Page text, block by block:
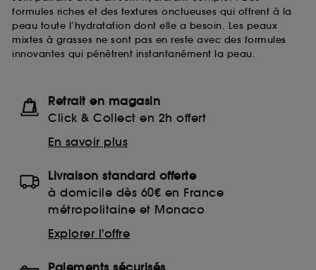
formules riches et des textures onctueuses qui offrent à la
peau toute l’hydratation dont elle a besoin. Les peaux
mixtes à grasses ne sont pas en reste avec des formules
innovantes qui pénètrent instantanément la peau.
Retrait en magasin
Click & Collect en 2h offert
En savoir plus
Livraison standard offerte
à domicile dès 60€ en France
métropolitaine et Monaco
Explorer l'offre
Paiements sécurisés